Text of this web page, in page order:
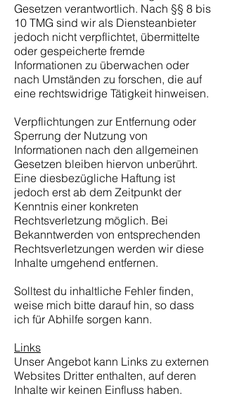
Gesetzen verantwortlich. Nach §§ 8 bis
10 TMG sind wir als Diensteanbieter
jedoch nicht verpflichtet, übermittelte
oder gespeicherte fremde
Informationen zu überwachen oder
nach Umständen zu forschen, die auf
eine rechtswidrige Tätigkeit hinweisen.
Verpflichtungen zur Entfernung oder
Sperrung der Nutzung von
Informationen nach den allgemeinen
Gesetzen bleiben hiervon unberührt.
Eine diesbezügliche Haftung ist
jedoch erst ab dem Zeitpunkt der
Kenntnis einer konkreten
Rechtsverletzung möglich. Bei
Bekanntwerden von entsprechenden
Rechtsverletzungen werden wir diese
Inhalte umgehend entfernen.
Solltest du inhaltliche Fehler finden,
weise mich bitte darauf hin, so dass
ich für Abhilfe sorgen kann.
Links
Unser Angebot kann Links zu externen
Websites Dritter enthalten, auf deren
Inhalte wir keinen Einfluss haben.